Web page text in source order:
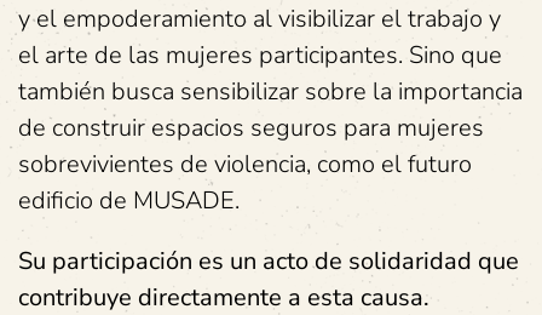
y el empoderamiento al visibilizar el trabajo y
el arte de las mujeres participantes. Sino que
también busca sensibilizar sobre la importancia
de construir espacios seguros para mujeres
sobrevivientes de violencia, como el futuro
edificio de MUSADE.
Su participación es un acto de solidaridad que
contribuye directamente a esta causa.